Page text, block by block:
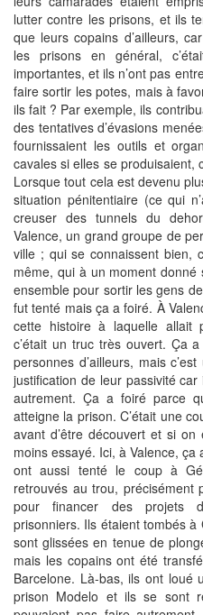
lutter contre les prisons, et ils
que leurs copains d’ailleurs,
les prisons en général,
importantes, et ils n’ont pas
faire sortir les potes, mais à
ils fait ? Par exemple, ils
des tentatives d’évasions
fournissaient les outils et
cavales si elles se produisaient,
Lorsque tout cela est devenu
situation pénitentiaire (ce qui
creuser des tunnels du
Valence, un grand groupe de
ville ; qui se connaissent bien,
même, qui à un moment
ensemble pour sortir les gens
fut tenté mais ça a foiré. À
cette histoire à laquelle allait
c’était un truc très ouvert. Ça
personnes d’ailleurs, mais
justification de leur passivité
autrement. Ça a foiré parce
atteigne la prison. C’était une
avant d’être découvert et si
moins essayé. Ici, à Valence,
ont aussi tenté le coup à
retrouvés au trou, précisément
pour financer des projets
prisonniers. Ils étaient tombés
sont glissées en tenue de
mais les copains ont été
Barcelone. Là-bas, ils ont loué
prison Modelo et ils se sont